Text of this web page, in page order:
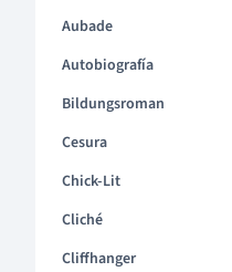
Aubade
Autobiografía
Bildungsroman
Cesura
Chick-Lit
Cliché
Cliffhanger